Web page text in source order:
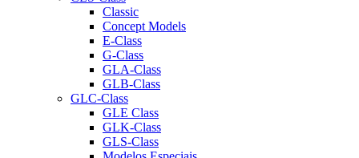
Classic
Concept Models
E-Class
G-Class
GLA-Class
GLB-Class
GLC-Class
GLE Class
GLK-Class
GLS-Class